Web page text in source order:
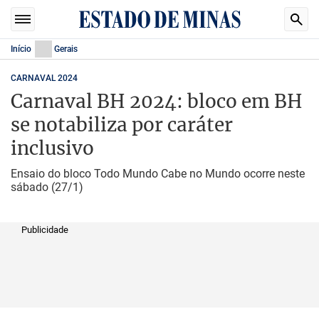
Início Gerais
CARNAVAL 2024
Carnaval BH 2024: bloco em BH
se notabiliza por caráter
inclusivo
Ensaio do bloco Todo Mundo Cabe no Mundo ocorre neste
sábado (27/1)
Publicidade